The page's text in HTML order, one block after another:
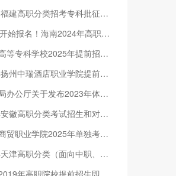
高职分类招考专科批征求志愿计划安排
名！海南2024年高职分类考试报名入口
专科学校2025年提前招生招生简章
中瑞酒店职业学院提前招生章程
厅关于发布2023年体育单招考生指南的通告
分类考试招生和对口招生文化素质测试成绩公布
业学院2025年单独考试招生工作方案
（面向中职、高中）及高职升本科文化考试将于3月19日举行
年高职院校提前招生即将开始报名